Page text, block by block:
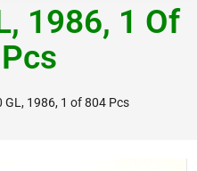
1986, 1 Of
1986, 1 of 804 Pcs